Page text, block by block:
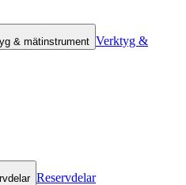
& mätinstrument Verktyg &
Reservdelar